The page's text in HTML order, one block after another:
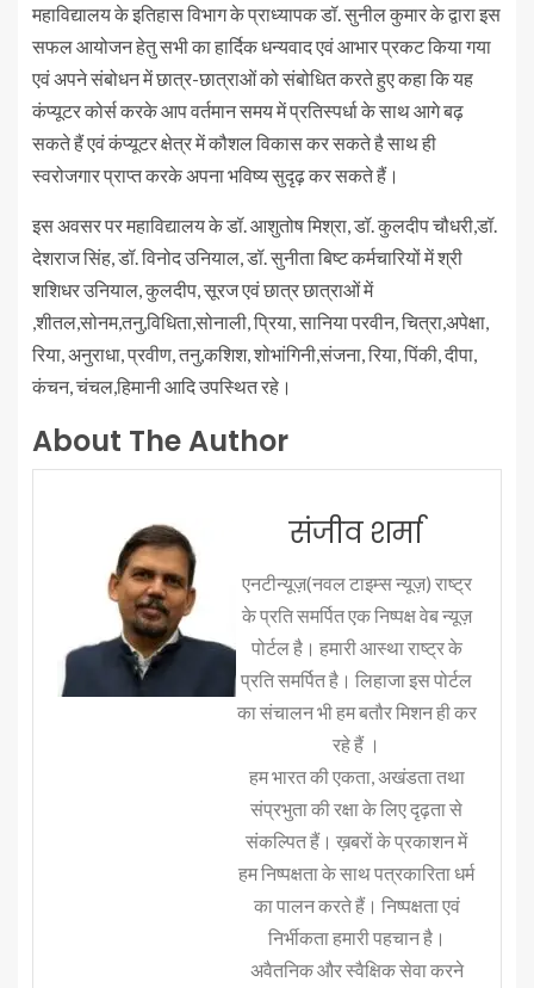
महाविद्यालय के इतिहास विभाग के प्राध्यापक डॉ. सुनील कुमार के द्वारा इस
सफल आयोजन हेतु सभी का हार्दिक धन्यवाद एवं आभार प्रकट किया गया
एवं अपने संबोधन में छात्र-छात्राओं को संबोधित करते हुए कहा कि यह
कंप्यूटर कोर्स करके आप वर्तमान समय में प्रतिस्पर्धा के साथ आगे बढ़
सकते हैं एवं कंप्यूटर क्षेत्र में कौशल विकास कर सकते है साथ ही
स्वरोजगार प्राप्त करके अपना भविष्य सुदृढ़ कर सकते हैं।
इस अवसर पर महाविद्यालय के डॉ. आशुतोष मिश्रा, डॉ. कुलदीप चौधरी,डॉ.
देशराज सिंह, डॉ. विनोद उनियाल, डॉ. सुनीता बिष्ट कर्मचारियों में श्री
शशिधर उनियाल, कुलदीप, सूरज एवं छात्र छात्राओं में
,शीतल,सोनम,तनु,विधिता,सोनाली, प्रिया, सानिया परवीन, चित्रा,अपेक्षा,
रिया, अनुराधा, प्रवीण, तनु,कशिश, शोभांगिनी,संजना, रिया, पिंकी, दीपा,
कंचन, चंचल,हिमानी आदि उपस्थित रहे।
About The Author
संजीव शर्मा
एनटीन्यूज़(नवल टाइम्स न्यूज़) राष्ट्र
के प्रति समर्पित एक निष्पक्ष वेब न्यूज़
पोर्टल है। हमारी आस्था राष्ट्र के
प्रति समर्पित है। लिहाजा इस पोर्टल
का संचालन भी हम बतौर मिशन ही कर
रहे हैं ।
हम भारत की एकता, अखंडता तथा
संप्रभुता की रक्षा के लिए दृढ़ता से
संकल्पित हैं। ख़बरों के प्रकाशन में
हम निष्पक्षता के साथ पत्रकारिता धर्म
का पालन करते हैं। निष्पक्षता एवं
निर्भीकता हमारी पहचान है।
अवैतनिक और स्वैक्षिक सेवा करने